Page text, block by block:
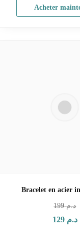
Acheter
Bracelet en acier
199 د.م
129 د.م